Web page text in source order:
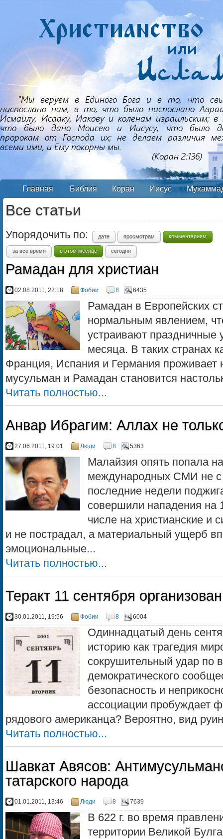
Главная Библия Коран Иисус
Все статьи
Упорядочить по: дате просмотрам комментариям
за все время в этом месяце сегодня
Рамадан для христиан
02.08.2011, 22:18 Фобии 8 6435
Рамадан в Европейских
нормальным явлением,
устраивают праздничные
месяца. В таких странах
Франция, Испания и Германия проживает
мусульман и Рамадан становится
Читать полностью...
Анвар Ибрагим: Аллах не
27.06.2011, 19:01 Люди 8 5363
Малайзия опять попала
международных СМИ не
последние недели
совершили нападения на
числе на христианские и
и не пострадал, а материальный ущерб
эмоциональные...
Читать полностью...
Теракт 11 сентября
30.01.2011, 19:56 Фобии 8 6004
Одиннадцатый день
историю как трагедия
сокрушительный удар по
демократического
безопасность и
ассоциации пробуждает
рядового американца? Вероятно, вид
Читать полностью...
Шавкат Авясов:
татарского народа
01.01.2011, 13:46 Люди 8 7639
В 622 г. во время
территории Великой